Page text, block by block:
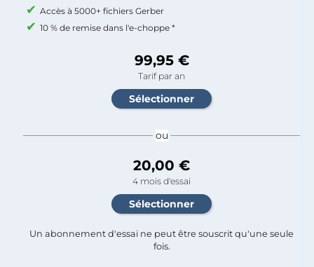
Accès à 5000+ fichiers Gerber
10 % de remise dans l'e-choppe *
99,95 €
Tarif par an
ou
20,00 €
4 mois d'essai
Un abonnement d'essai ne peut être souscrit qu'une seule
fois.​